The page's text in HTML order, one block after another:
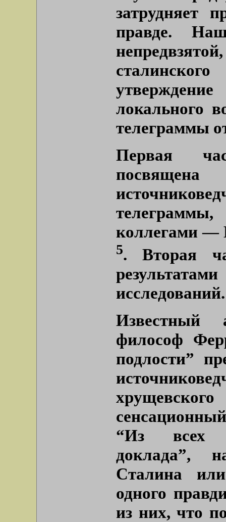
затрудняет
правде.
локального
телеграммы
Первая
коллегами
5. Вторая
исследований.
Известный
философ
подлости”
“Из всех
доклада”,
Сталина
одного
из них, что